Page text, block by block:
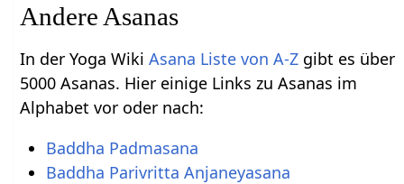
Andere Asanas
In der Yoga WikiAsana Liste von A-Z gibt es über
5000 Asanas. Hier einige Links zu Asanas im
Alphabet vor oder nach:
Baddha Padmasana
Baddha Parivritta Anjaneyasana